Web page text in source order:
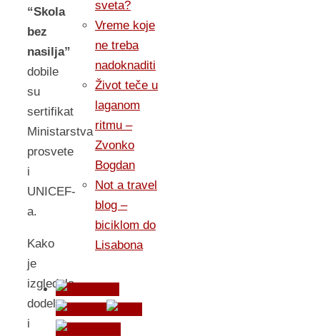
“Skola
bez
nasilja”
dobile
su
sertifikat
Ministarstva
prosvete
i
UNICEF-
a.
Kako
je
izgledala
dodela
i
sveta?
Vreme koje
ne treba
nadoknaditi
Život teče u
laganom
ritmu –
Zvonko
Bogdan
Not a travel
blog –
biciklom do
Lisabona